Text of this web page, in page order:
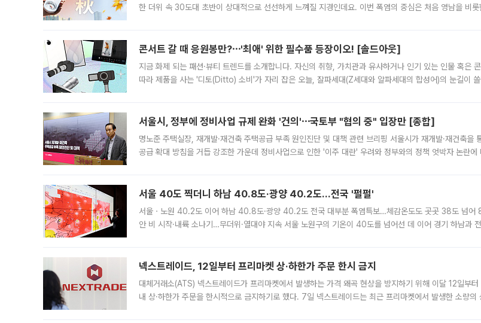
한 더위 속 30도대 초반이 상대적으로 선선하게 느껴질 지경인데요. 이번 폭염의 중심은 처음 영남을 비롯
콘서트 갈 때 응원봉만?⋯'최애' 위한 필수품 등장이오! [솔드아웃]
지금 화제 되는 패션·뷰티 트렌드를 소개합니다. 자신의 취향, 가치관과 유사하거나 인기 있는 인물 혹은
따라 제품을 사는 '디토(Ditto) 소비'가 자리 잡은 오늘, 잘파세대(Z세대와 알파세대의 합성어)의 눈길이 쏠
서울시, 정부에 정비사업 규제 완화 '건의'⋯국토부 "협의 중" 입장만 [종합]
명노준 주택실장, 재개발·재건축 주택공급 부족 원인진단 및 대책 관련 브리핑 서울시가 재개발·재건축을
공급 확대 방침을 거듭 강조한 가운데 정비사업으로 인한 '이주 대란' 우려와 정부와의 정책 엇박자 논란에
서울 40도 찍더니 하남 40.8도·광양 40.2도…전국 '펄펄'
서울ㆍ노원 40.2도 이어 하남 40.8도·광양 40.2도 전국 대부분 폭염특보…체감온도도 곳곳 38도 넘어
안 비 시작·내륙 소나기…무더위·열대야 지속 서울 노원구의 기온이 40도를 넘어선 데 이어 경기 하남과
넥스트레이드, 12일부터 프리마켓 상·하한가 주문 한시 금지
대체거래소(ATS) 넥스트레이드가 프리마켓에서 발생하는 가격 왜곡 현상을 방지하기 위해 이달 12일부터
내 상·하한가 주문을 한시적으로 금지하기로 했다. 7일 넥스트레이드는 최근 프리마켓에서 발생한 소량의